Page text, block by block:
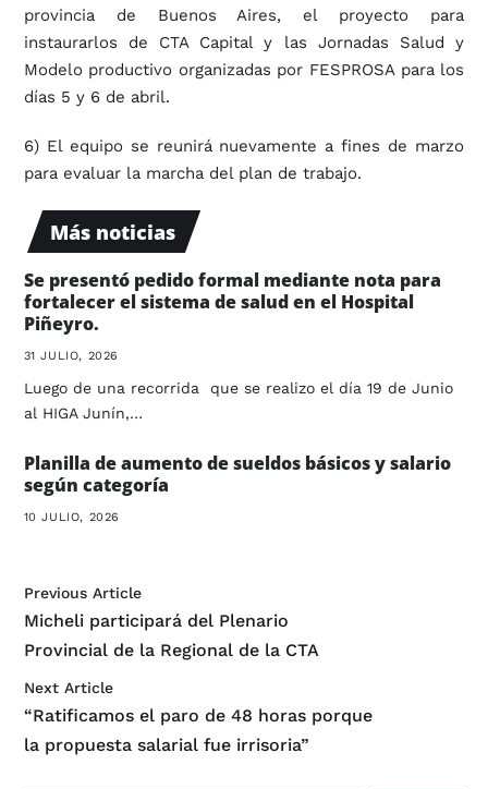
provincia de Buenos Aires, el proyecto para
instaurarlos de CTA Capital y las Jornadas Salud y
Modelo productivo organizadas por FESPROSA para los
días 5 y 6 de abril.
6) El equipo se reunirá nuevamente a fines de marzo
para evaluar la marcha del plan de trabajo.
Más noticias
Se presentó pedido formal mediante nota para
fortalecer el sistema de salud en el Hospital
Piñeyro.
31 JULIO, 2026
Luego de una recorrida que se realizo el día 19 de Junio
al HIGA Junín,…
Planilla de aumento de sueldos básicos y salario
según categoría
10 JULIO, 2026
Previous Article
Micheli participará del Plenario
Provincial de la Regional de la CTA
Next Article
“Ratificamos el paro de 48 horas porque
la propuesta salarial fue irrisoria”